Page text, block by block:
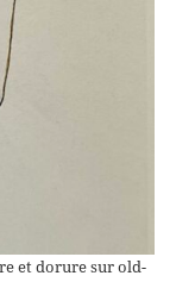
et dorure sur old-